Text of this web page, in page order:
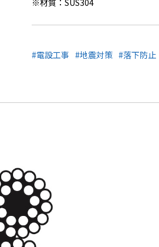
※材質：SUS304
#電設工事 #地震対策 #落下防止